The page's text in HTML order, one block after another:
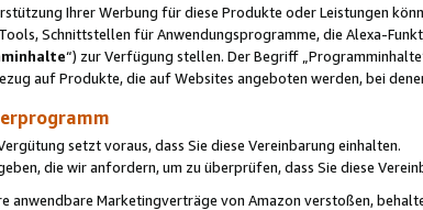
Ihrer Werbung für diese Produkte oder Leistungen
Schnittstellen für Anwendungsprogramme, die Alexa-
“) zur Verfügung stellen. Der Begriff
auf Produkte, die auf Websites angeboten werden, bei
setzt voraus, dass Sie diese Vereinbarung einhalten.
die wir anfordern, um zu überprüfen, dass Sie diese
anwendbare Marketingverträge von Amazon verstoßen,